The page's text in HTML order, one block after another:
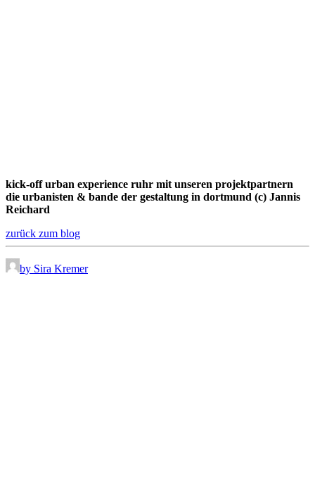
kick-off urban experience ruhr mit unseren projektpartnern
die urbanisten & bande der gestaltung in dortmund (c) Jannis
Reichard
zurück zum blog
by Sira Kremer